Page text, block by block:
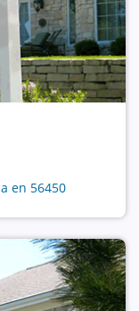
en 56450